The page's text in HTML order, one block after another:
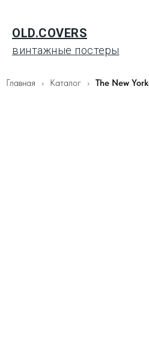
OLD.COVERS
винтажные постеры
Главная Каталог The New